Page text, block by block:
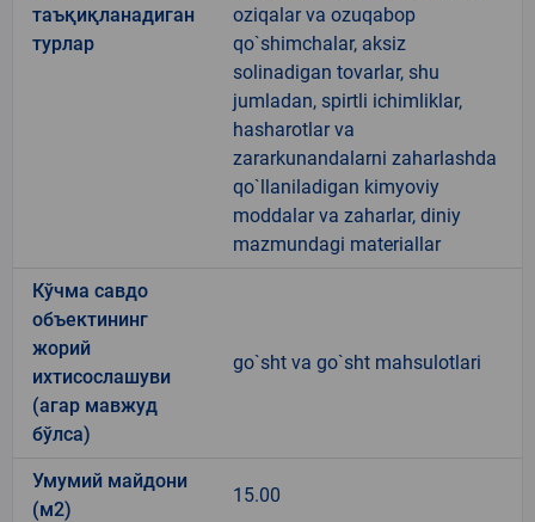
таъқиқланадиган
турлар
oziqalar va ozuqabop
qo`shimchalar, aksiz
solinadigan tovarlar, shu
jumladan, spirtli ichimliklar,
hasharotlar va
zararkunandalarni zaharlashda
qo`llaniladigan kimyoviy
moddalar va zaharlar, diniy
mazmundagi materiallar
Кўчма савдо
объектининг
жорий
ихтисослашуви
(агар мавжуд
бўлса)
go`sht va go`sht mahsulotlari
Умумий майдони
(м2)
15.00